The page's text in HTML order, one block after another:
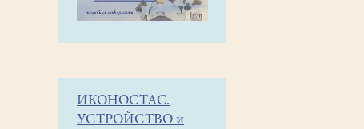
ИКОНОСТАС.
УСТРОЙСТВО и